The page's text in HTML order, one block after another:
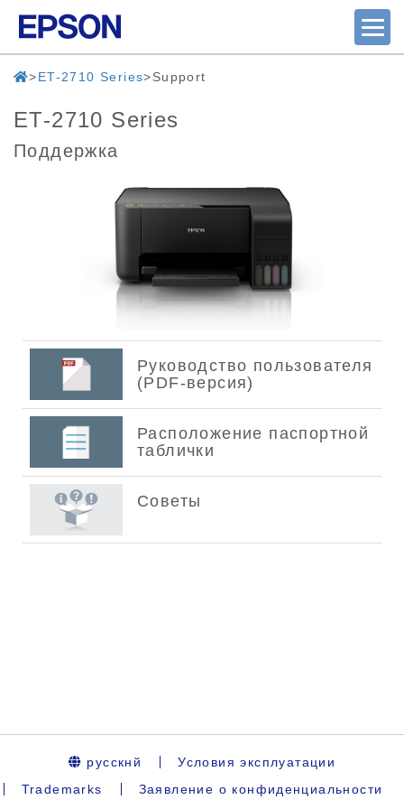
ET-2710 Series Support
ET-2710 Series
Поддержка
русскнй
Условия эксплуатации
Trademarks
Заявление о конфиденциальности